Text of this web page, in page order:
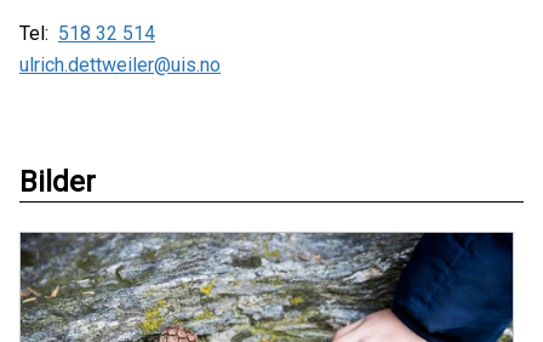
Tel: 518 32 514
ulrich.dettweiler@uis.no
Bilder